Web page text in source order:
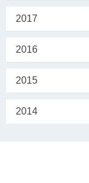
2017
2016
2015
2014